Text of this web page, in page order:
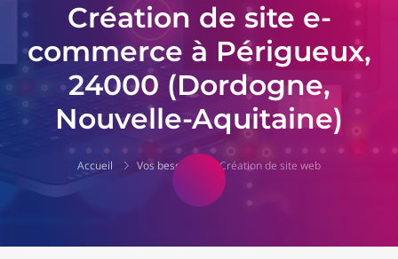
Création de site e-
commerce à Périgueux,
24000 (Dordogne,
Nouvelle-Aquitaine)
Accueil Vos besoins Création de site web